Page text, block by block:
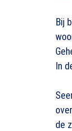
Bij
In
de